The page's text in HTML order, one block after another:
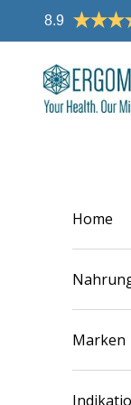
Zum Inhalt
8.9
Ergomax
Home
Marken